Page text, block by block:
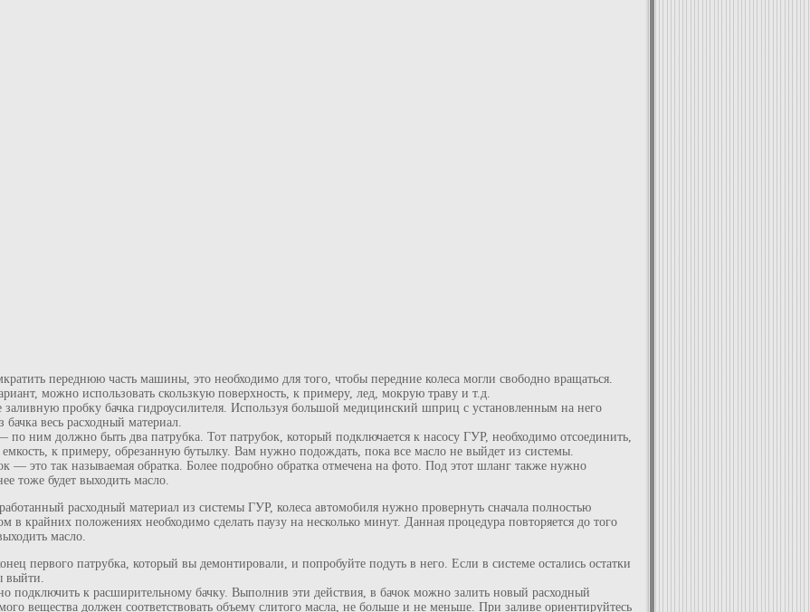
переднюю часть машины, это необходимо для того, чтобы передние колеса могли свободно вращаться.
можно использовать скользкую поверхность, к примеру, лед, мокрую траву и т.д.
заливную пробку бачка гидроусилителя. Используя большой медицинский шприц с установленным на него
весь расходный материал.
по ним должно быть два патрубка. Тот патрубок, который подключается к насосу ГУР, необходимо отсоединить,
емкость, к примеру, обрезанную бутылку. Вам нужно подождать, пока все масло не выйдет из системы.
— это так называемая обратка. Более подробно обратка отмечена на фото. Под этот шланг также нужно
тоже будет выходить масло.
расходный материал из системы ГУР, колеса автомобиля нужно провернуть сначала полностью
в крайних положениях необходимо сделать паузу на несколько минут. Данная процедура повторяется до того
масло.
первого патрубка, который вы демонтировали, и попробуйте подуть в него. Если в системе остались остатки
выйти.
подключить к расширительному бачку. Выполнив эти действия, в бачок можно залить новый расходный
вещества должен соответствовать объему слитого масла, не больше и не меньше. При заливе ориентируйтесь